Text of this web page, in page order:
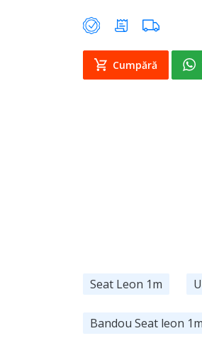
Cumpără
Seat Leon 1m
Bandou Seat leon 1m